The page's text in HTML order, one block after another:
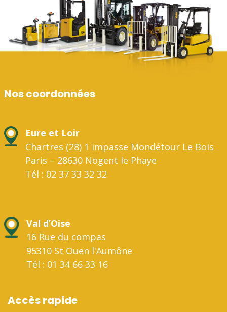
Nos coordonnées
Eure et Loir
Chartres (28) 1 impasse Mondétour Le Bois
Paris – 28630 Nogent le Phaye
Tél : 02 37 33 32 32
Val d’Oise
16 Rue du compas
95310 St Ouen l'Aumône
Tél : 01 34 66 33 16
Accès rapide